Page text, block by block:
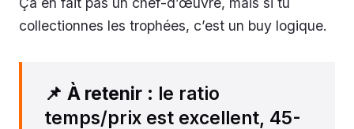
collectionnes les trophées, c’est un buy logique.
📌 À retenir : le ratio
temps/prix est excellent, 45-